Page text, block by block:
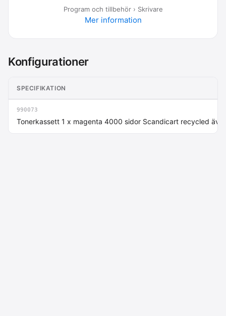
Program och tillbehör › Skrivare
Mer information
Konfigurationer
SPECIFIKATION
990073
Tonerkassett 1 x magenta 4000 sidor Scandicart recycled